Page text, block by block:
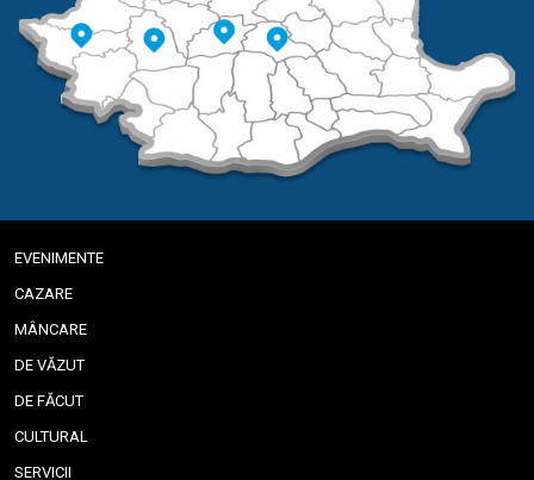
EVENIMENTE
CAZARE
MÂNCARE
DE VĂZUT
DE FĂCUT
CULTURAL
SERVICII